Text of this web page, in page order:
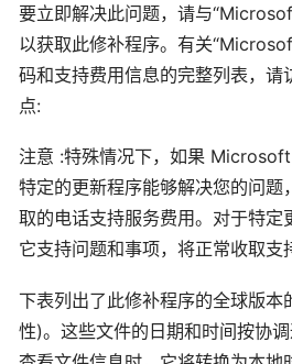
要立即解决此问题，请与
以获取此修补程序。有关
码和支持费用信息的完整列表，
点:
注意 :特殊情况下，如果
特定的更新程序能够解决您的问题
取的电话支持服务费用。对于特定
它支持问题和事项，将正常收取支
下表列出了此修补程序的全球版本
性)。这些文件的日期和时间按协